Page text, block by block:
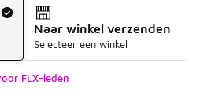
Naar winkel verzenden
Selecteer een winkel
FLX-leden